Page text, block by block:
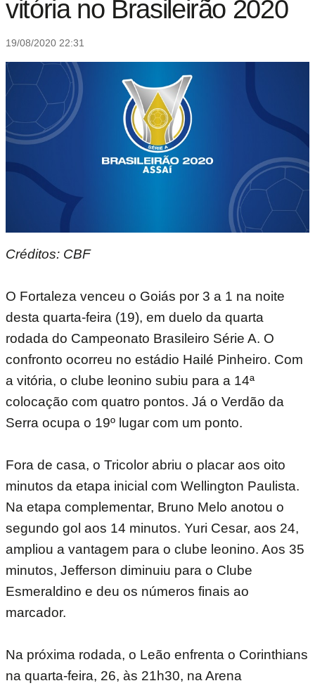
vitória no Brasileirão 2020
19/08/2020 22:31
Créditos: CBF
O Fortaleza venceu o Goiás por 3 a 1 na noite
desta quarta-feira (19), em duelo da quarta
rodada do Campeonato Brasileiro Série A. O
confronto ocorreu no estádio Hailé Pinheiro. Com
a vitória, o clube leonino subiu para a 14ª
colocação com quatro pontos. Já o Verdão da
Serra ocupa o 19º lugar com um ponto.
Fora de casa, o Tricolor abriu o placar aos oito
minutos da etapa inicial com Wellington Paulista.
Na etapa complementar, Bruno Melo anotou o
segundo gol aos 14 minutos. Yuri Cesar, aos 24,
ampliou a vantagem para o clube leonino. Aos 35
minutos, Jefferson diminuiu para o Clube
Esmeraldino e deu os números finais ao
marcador.
Na próxima rodada, o Leão enfrenta o Corinthians
na quarta-feira, 26, às 21h30, na Arena